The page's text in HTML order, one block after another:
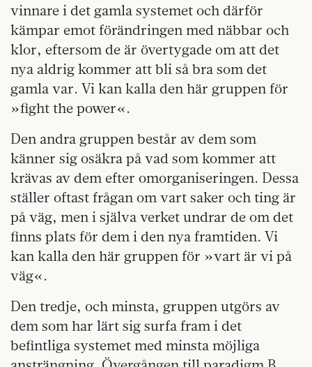
vinnare i det gamla systemet och därför
kämpar emot förändringen med näbbar och
klor, eftersom de är övertygade om att det
nya aldrig kommer att bli så bra som det
gamla var. Vi kan kalla den här gruppen för
»fight the power«.
Den andra gruppen består av dem som
känner sig osäkra på vad som kommer att
krävas av dem efter omorganiseringen. Dessa
ställer oftast frågan om vart saker och ting är
på väg, men i själva verket undrar de om det
finns plats för dem i den nya framtiden. Vi
kan kalla den här gruppen för »vart är vi på
väg«.
Den tredje, och minsta, gruppen utgörs av
dem som har lärt sig surfa fram i det
befintliga systemet med minsta möjliga